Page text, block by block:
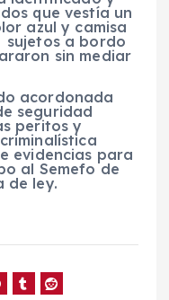
que vestía un
azul y camisa
sujetos a bordo
sin mediar
acordonada
seguridad
peritos y
evidencias para
al Semefo de
de ley.